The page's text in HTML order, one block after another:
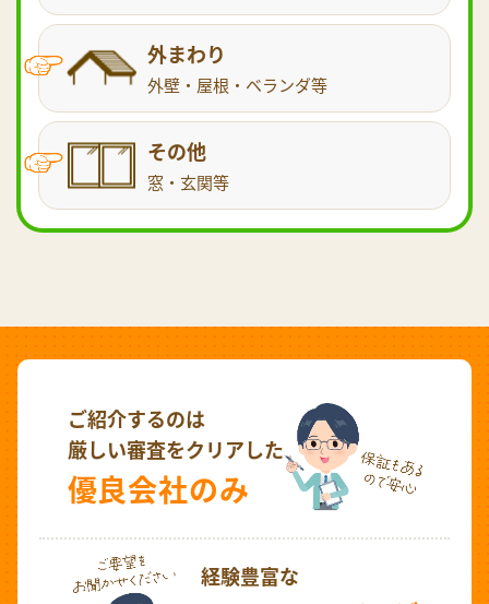
外まわり
外壁・屋根・ベランダ等
その他
窓・玄関等
ご紹介するのは
厳しい審査をクリアした
優良会社のみ
経験豊富な